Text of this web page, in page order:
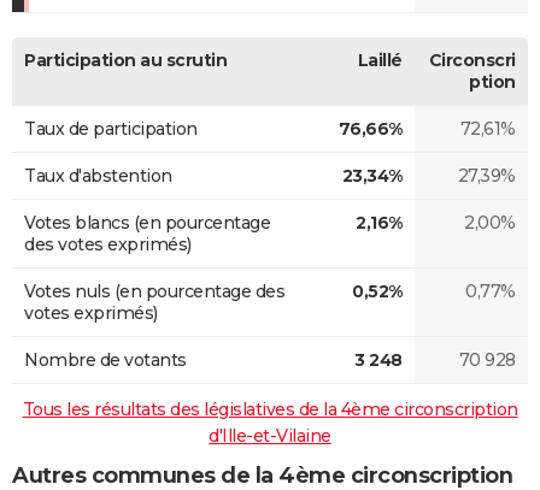
Participation au scrutin Laillé
Circonscri
ption
Taux de participation 76,66% 72,61%
Taux d'abstention 23,34% 27,39%
Votes blancs (en pourcentage
des votes exprimés)
2,16% 2,00%
Votes nuls (en pourcentage des
votes exprimés)
0,52% 0,77%
Nombre de votants 3 248 70 928
Tous les résultats des législatives de la 4ème circonscription
d'Ille-et-Vilaine
Autres communes de la 4ème circonscription